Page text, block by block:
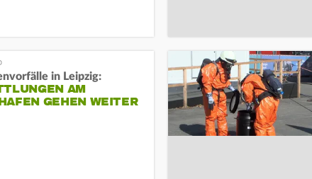
in Leipzig:
AM
GEHEN WEITER